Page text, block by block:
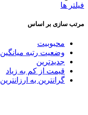
فیلتر ها
مرتب سازی بر اساس
محبوبیت
وضعیت رتبه میانگین
جدیدترین
قیمت از کم به زیاد
گرانترین به ارزانترین